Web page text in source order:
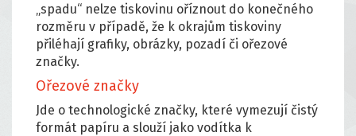
„spadu“ nelze tiskovinu oříznout do konečného
rozměru v případě, že k okrajům tiskoviny
přiléhají grafiky, obrázky, pozadí či ořezové
značky.
Ořezové značky
Jde o technologické značky, které vymezují čistý
formát papíru a slouží jako vodítka k